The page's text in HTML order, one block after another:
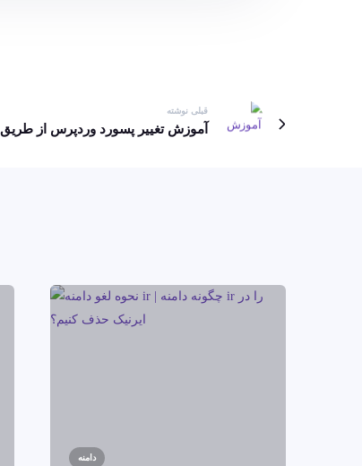
قبلی نوشته
آموزش تغییر پسورد وردپرس از طریق phpMyadmin
دامنه